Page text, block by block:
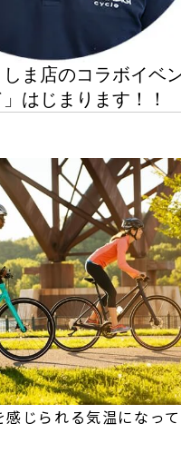
ま店のコラボイベ
はじまります！！
感じられる気温になっ